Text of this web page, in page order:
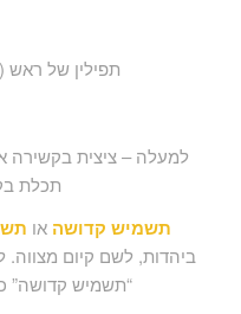
תפילין של ראש
למעלה – ציצית בקשירה
תכלת
תשמיש קדושה או
ביהדות, לשם קיום
“תשמיש קדושה”